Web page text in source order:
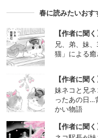
春に読みたいおす
【作者に聞
兄、弟、妹
猫」による
【作者に聞
妹ネコと兄
ったあの日…
かい物語
【作者に聞